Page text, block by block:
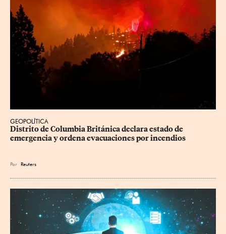
GEOPOLÍTICA
Distrito de Columbia Británica declara estado de
emergencia y ordena evacuaciones por incendios
Por Reuters